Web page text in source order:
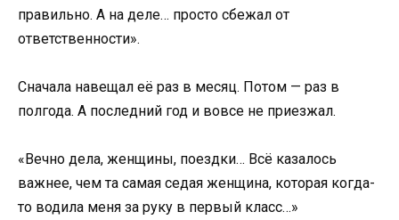
правильно. А на деле… просто сбежал от
ответственности».
Сначала навещал её раз в месяц. Потом — раз в
полгода. А последний год и вовсе не приезжал.
«Вечно дела, женщины, поездки… Всё казалось
важнее, чем та самая седая женщина, которая когда-
то водила меня за руку в первый класс…»